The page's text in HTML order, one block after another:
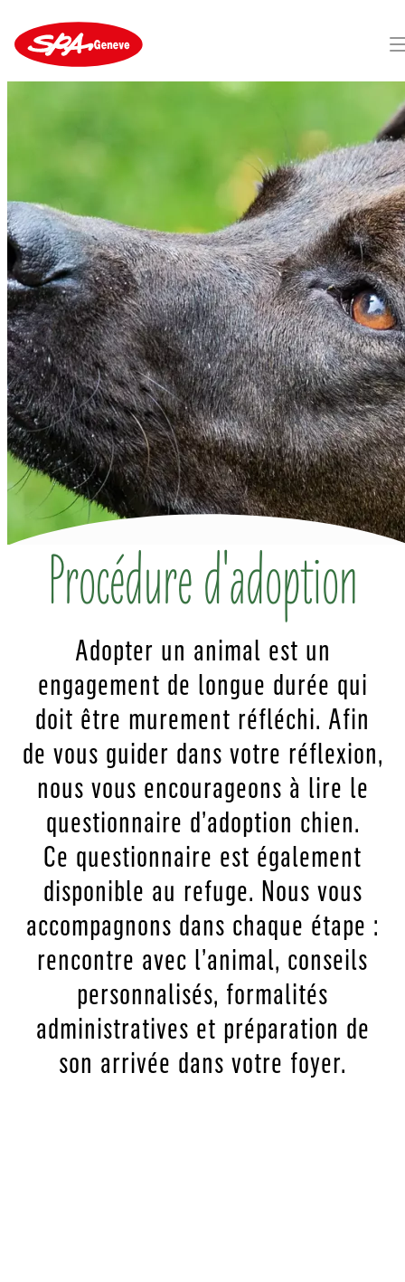
Procédure d'adoption
Adopter un animal est un
engagement de longue durée qui
doit être murement réfléchi. Afin
de vous guider dans votre réflexion,
nous vous encourageons à lire le
questionnaire d’adoption chien.
Ce questionnaire est également
disponible au refuge. Nous vous
accompagnons dans chaque étape :
rencontre avec l’animal, conseils
personnalisés, formalités
administratives et préparation de
son arrivée dans votre foyer.